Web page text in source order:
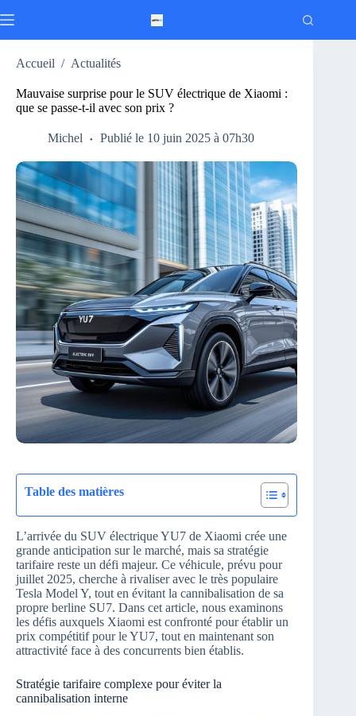
au
Accueil / Actualités
Mauvaise surprise pour le SUV électrique de Xiaomi :
que se passe-t-il avec son prix ?
Michel Publié le 10 juin 2025 à 07h30
Table des matières
L’arrivée du SUV électrique YU7 de Xiaomi crée une
grande anticipation sur le marché, mais sa stratégie
tarifaire reste un défi majeur. Ce véhicule, prévu pour
juillet 2025, cherche à rivaliser avec le très populaire
Tesla Model Y, tout en évitant la cannibalisation de sa
propre berline SU7. Dans cet article, nous examinons
les défis auxquels Xiaomi est confronté pour établir un
prix compétitif pour le YU7, tout en maintenant son
attractivité face à des concurrents bien établis.
Stratégie tarifaire complexe pour éviter la
cannibalisation interne